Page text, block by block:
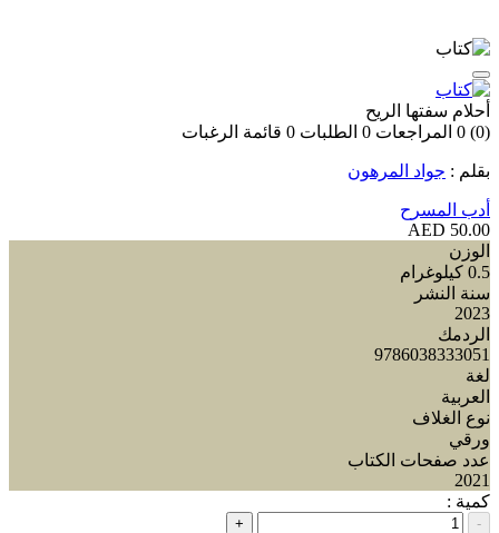
أحلام سفتها الريح
(0)
0 المراجعات 0 الطلبات 0 قائمة الرغبات
بقلم : جواد المرهون
أدب المسرح
50.00 AED
الوزن
0.5 كيلوغرام
سنة النشر
2023
الردمك
9786038333051
لغة
العربية
نوع الغلاف
ورقي
عدد صفحات الكتاب
2021
كمية :
-
+